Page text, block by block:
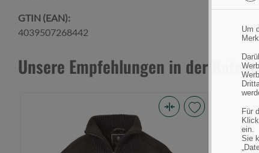
Um
Für
ein.
Sie
GTIN (EAN):
4039507268442
Unsere Empfehlungen in der